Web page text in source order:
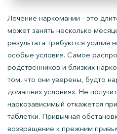
Лечение наркомании - это
может занять несколько
результата требуются усилия
особые условия. Самое
родственников и близких
том, что они уверены, будто
домашних условиях. Не
наркозависимый откажется
таблетки. Привычная
возвращение к прежним